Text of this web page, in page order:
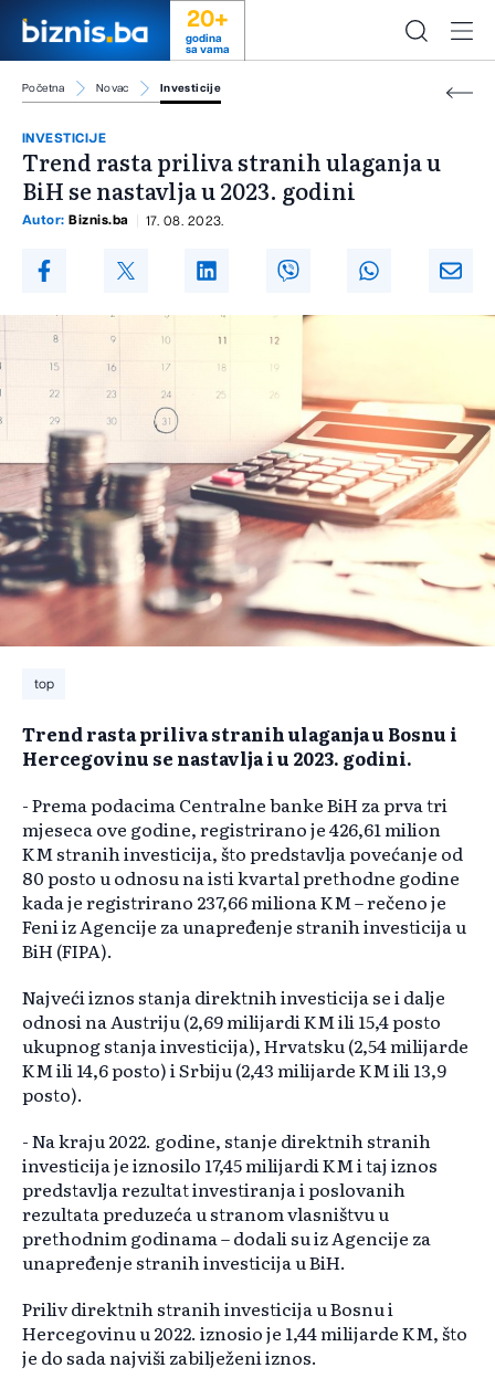
20+
godina
sa vama
Početna Novac Investicije
INVESTICIJE
Trend rasta priliva stranih ulaganja u
BiH se nastavlja u 2023. godini
Autor: Biznis.ba 17. 08. 2023.
top
Trend rasta priliva stranih ulaganja u Bosnu i
Hercegovinu se nastavlja i u 2023. godini.
- Prema podacima Centralne banke BiH za prva tri
mjeseca ove godine, registrirano je 426,61 milion
KM stranih investicija, što predstavlja povećanje od
80 posto u odnosu na isti kvartal prethodne godine
kada je registrirano 237,66 miliona KM – rečeno je
Feni iz Agencije za unapređenje stranih investicija u
BiH (FIPA).
Najveći iznos stanja direktnih investicija se i dalje
odnosi na Austriju (2,69 milijardi KM ili 15,4 posto
ukupnog stanja investicija), Hrvatsku (2,54 milijarde
KM ili 14,6 posto) i Srbiju (2,43 milijarde KM ili 13,9
posto).
- Na kraju 2022. godine, stanje direktnih stranih
investicija je iznosilo 17,45 milijardi KM i taj iznos
predstavlja rezultat investiranja i poslovanih
rezultata preduzeća u stranom vlasništvu u
prethodnim godinama – dodali su iz Agencije za
unapređenje stranih investicija u BiH.
Priliv direktnih stranih investicija u Bosnu i
Hercegovinu u 2022. iznosio je 1,44 milijarde KM, što
je do sada najviši zabilježeni iznos.